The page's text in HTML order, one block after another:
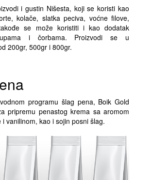
i gustin Nišesta, koji se koristi kao
kolače, slatka peciva, voćne filove,
se može koristiti i kao dodatak
i čorbama. Proizvodi se u
200gr, 500gr i 800gr.
programu šlag pena, Boik Gold
pripremu penastog krema sa aromom
i vanilinom, kao i sojin posni šlag.